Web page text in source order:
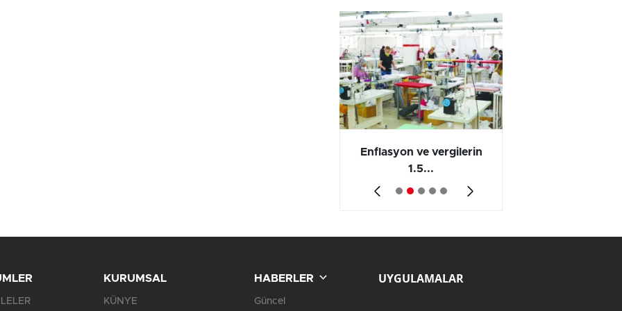
Enflasyon ve vergilerin
1.5...
KURUMSAL
KÜNYE
HABERLER
Güncel
UYGULAMALAR